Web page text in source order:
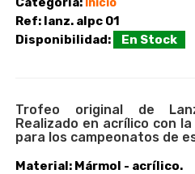
Ref: lanz. alpc 01
Disponibilidad:
En Stock
Trofeo original de
Realizado en acrílico con
para los campeonatos de
Material: Mármol - acrílico.